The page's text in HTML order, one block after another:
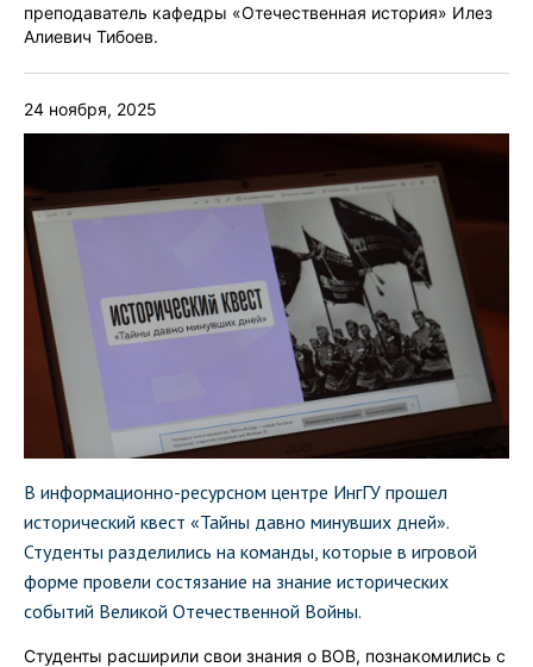
преподаватель кафедры «Отечественная история» Илез
Алиевич Тибоев.
24 ноября, 2025
В информационно-ресурсном центре ИнгГУ прошел
исторический квест «Тайны давно минувших дней».
Студенты разделились на команды, которые в игровой
форме провели состязание на знание исторических
событий Великой Отечественной Войны.
Студенты расширили свои знания о ВОВ, познакомились с